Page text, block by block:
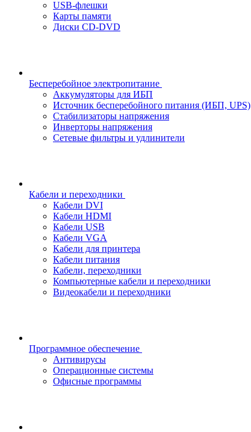
USB-флешки
Карты памяти
Диски CD-DVD
Бесперебойное электропитание
Аккумуляторы для ИБП
Источник бесперебойного питания (ИБП, UPS)
Стабилизаторы напряжения
Инверторы напряжения
Сетевые фильтры и удлинители
Кабели и переходники
Кабели DVI
Кабели HDMI
Кабели USB
Кабели VGA
Кабели для принтера
Кабели питания
Кабели, переходники
Компьютерные кабели и переходники
Видеокабели и переходники
Программное обеспечение
Антивирусы
Операционные системы
Офисные программы